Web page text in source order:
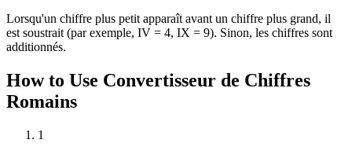
Lorsqu'un chiffre plus petit apparaît avant un chiffre plus grand, il
est soustrait (par exemple, IV = 4, IX = 9). Sinon, les chiffres sont
additionnés.
How to Use Convertisseur de Chiffres
Romains
1